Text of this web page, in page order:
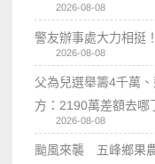
2026-08-08
警友辦事處大力相挺
2026-08-08
父為兒選舉籌4千萬
方：2190萬差額去哪
2026-08-08
颱風來襲 五峰鄉果